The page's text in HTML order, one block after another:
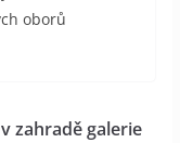
oborů
zahradě galerie